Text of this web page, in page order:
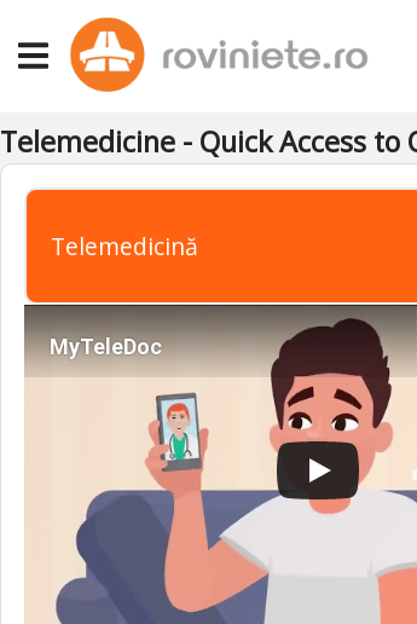
Telemedicine - Quick Access
Telemedicină
MyTeleDoc